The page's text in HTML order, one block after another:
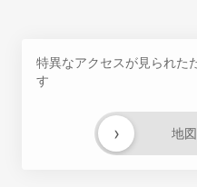
特異なアクセスが見られた
す
地
›